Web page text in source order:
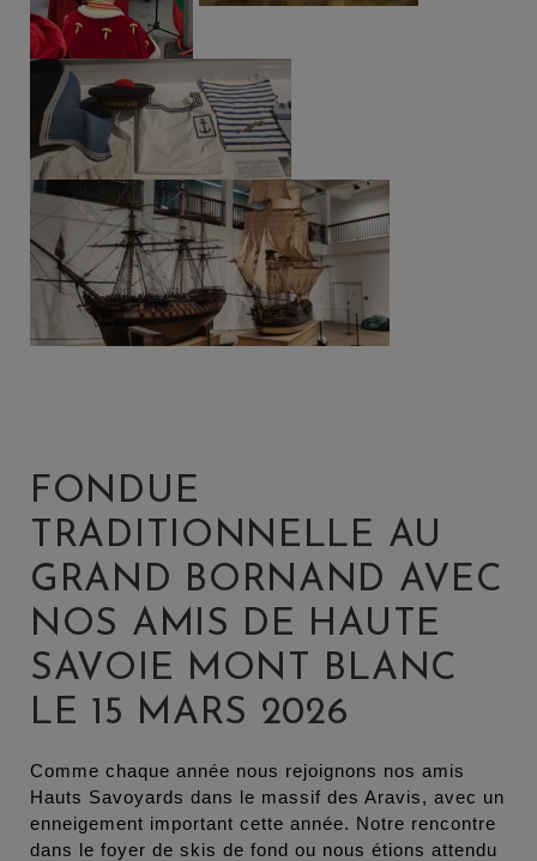
FONDUE
TRADITIONNELLE AU
GRAND BORNAND AVEC
NOS AMIS DE HAUTE
SAVOIE MONT BLANC
LE 15 MARS 2026
Comme chaque année nous rejoignons nos amis
Hauts Savoyards dans le massif des Aravis, avec un
enneigement important cette année. Notre rencontre
dans le foyer de skis de fond ou nous étions attendu